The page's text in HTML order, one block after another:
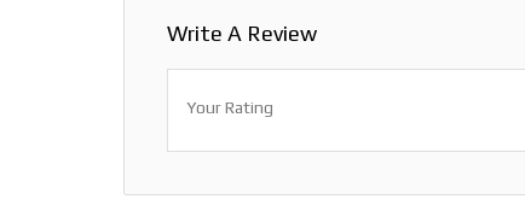
Write A Review
Your Rating